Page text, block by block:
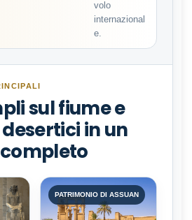
volo
internazional
e.
sul fiume e
in un
PATRIMONIO DI ASSUAN